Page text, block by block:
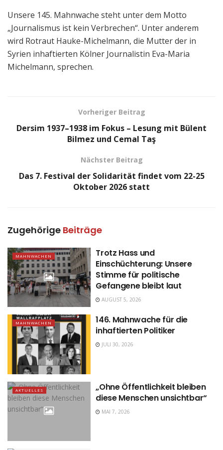
Unsere 145. Mahnwache steht unter dem Motto
„Journalismus ist kein Verbrechen“. Unter anderem
wird Rotraut Hauke-Michelmann, die Mutter der in
Syrien inhaftierten Kölner Journalistin Eva-Maria
Michelmann, sprechen.
Vorheriger Beitrag
Dersim 1937–1938 im Fokus – Lesung mit Bülent
Bilmez und Cemal Taş
Nächster Beitrag
Das 7. Festival der Solidarität findet vom 22-25
Oktober 2026 statt
Zugehörige Beiträge
MAHNWACHEN
Trotz Hass und
Einschüchterung: Unsere
Stimme für politische
Gefangene bleibt laut
AUGUST 5, 2026
MAHNWACHEN
146. Mahnwache für die
inhaftierten Politiker
JULI 30, 2026
AKTUELLES
„Ohne Öffentlichkeit bleiben
diese Menschen unsichtbar“
MAI 7, 2026